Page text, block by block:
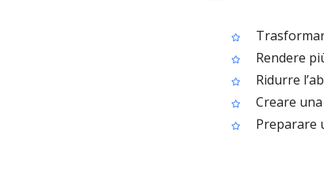
Rendere
Ridurre
Creare
Preparare